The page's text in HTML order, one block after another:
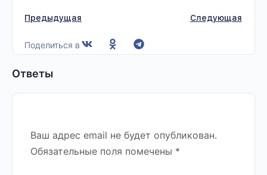
Предыдущая Следующая
Поделиться в
Ответы
Ваш адрес email не будет опубликован.
Обязательные поля помечены *